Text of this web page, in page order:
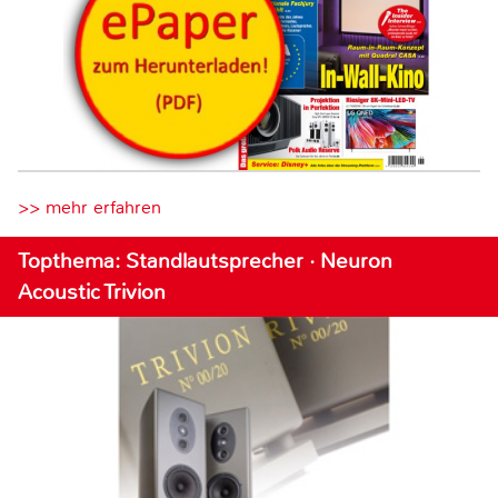
>> mehr erfahren
Topthema: Standlautsprecher · Neuron
Acoustic Trivion